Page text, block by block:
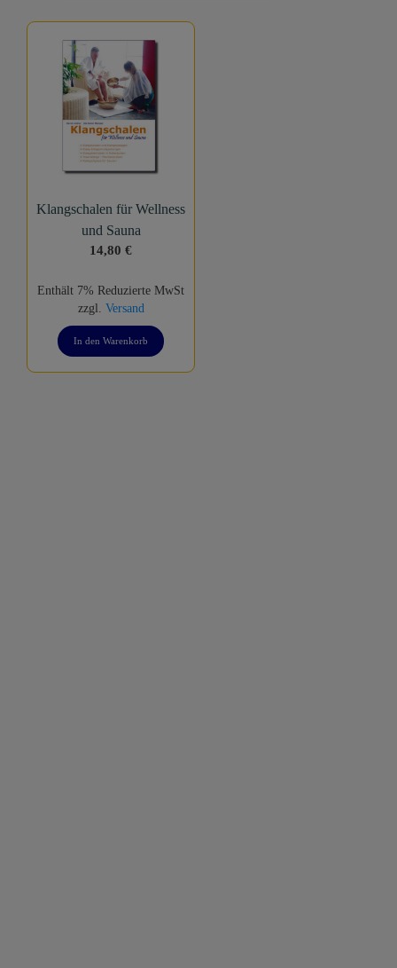
Klangschalen für Wellness
und Sauna
14,80€
Enthält 7% Reduzierte MwSt
zzgl. Versand
In den Warenkorb